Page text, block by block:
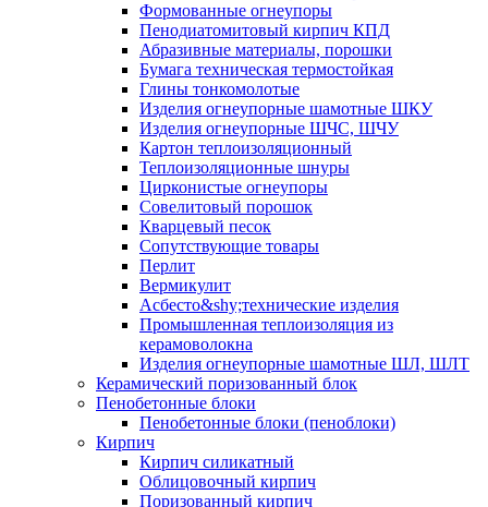
Формованные огнеупоры
Пенодиатомитовый кирпич КПД
Абразивные материалы, порошки
Бумага техническая термостойкая
Глины тонкомолотые
Изделия огнеупорные шамотные ШКУ
Изделия огнеупорные ШЧС, ШЧУ
Картон теплоизоляционный
Теплоизоляционные шнуры
Цирконистые огнеупоры
Совелитовый порошок
Кварцевый песок
Сопутствующие товары
Перлит
Вермикулит
Асбесто&shy;технические изделия
Промышленная теплоизоляция из
керамоволокна
Изделия огнеупорные шамотные ШЛ, ШЛТ
Керамический поризованный блок
Пенобетонные блоки
Пенобетонные блоки (пеноблоки)
Кирпич
Кирпич силикатный
Облицовочный кирпич
Поризованный кирпич